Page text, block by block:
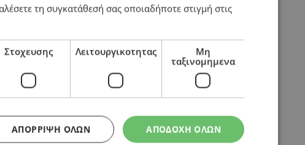
τη συγκατάθεσή σας οποιαδήποτε στιγμή στις
Στοχευσης Λειτουργικοτητας
Μη
ταξινομημενα
ΑΠΟΔΟΧΗ ΟΛΩΝ
ΑΠΌΡΡΙΨΗ ΌΛΩΝ